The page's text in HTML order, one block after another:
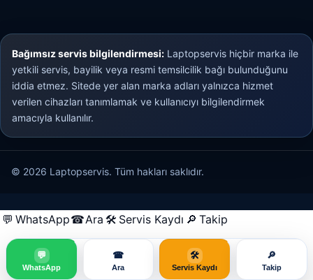
Bağımsız servis bilgilendirmesi: Laptopservis hiçbir marka ile
yetkili servis, bayilik veya resmi temsilcilik bağı bulunduğunu
iddia etmez. Sitede yer alan marka adları yalnızca hizmet
verilen cihazları tanımlamak ve kullanıcıyı bilgilendirmek
amacıyla kullanılır.
© 2026 Laptopservis. Tüm hakları saklıdır.
💬 WhatsApp☎Ara 🛠 Servis Kaydı 🔎 Takip
💬
WhatsApp
☎
Ara
🛠
Servis Kaydı
🔎
Takip